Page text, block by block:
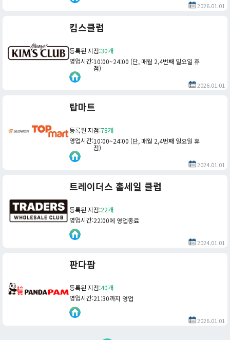
2026.01.01
킴스클럽
등록된 지점:30개
영업시간:10:00~24:00 (단, 매월 2,4번째 일요일 휴
점)
2026.01.01
탑마트
등록된 지점:78개
영업시간:10:00~24:00 (단, 매월 2,4번째 일요일 휴
점)
2024.01.01
트레이더스 홀세일 클럽
등록된 지점:22개
영업시간:22:00에 영업종료
2024.01.01
판다팜
등록된 지점:40개
영업시간:21:30까지 영업
2026.01.01